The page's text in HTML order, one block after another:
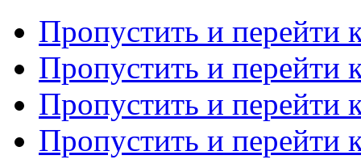
Пропустить и перейти
Пропустить и перейти
Пропустить и перейти
Пропустить и перейти